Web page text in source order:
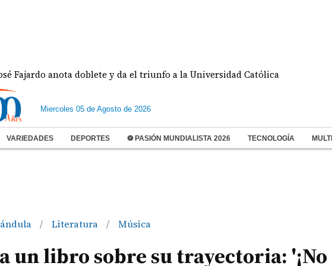
anota doblete y da el triunfo a la Universidad Católica
Miercoles 05 de Agosto de 2026
VARIEDADES DEPORTES ⚽ PASIÓN MUNDIALISTA 2026 TECNOLOGÍA
/ Literatura / Música
un libro sobre su trayectoria: '¡No